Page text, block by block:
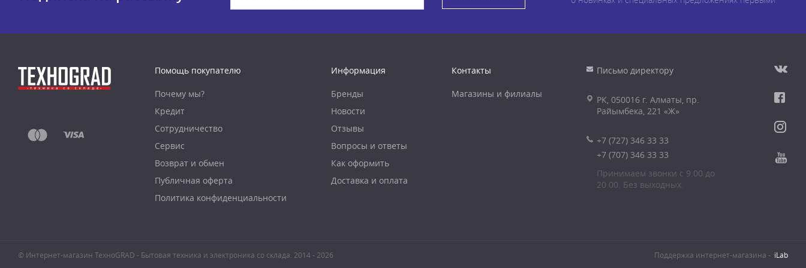
Помощь покупателю
Почему мы?
Кредит
Сотрудничество
Сервис
Возврат и обмен
Публичная оферта
Политика конфиденциальности
Информация
Бренды
Новости
Отзывы
Вопросы и ответы
Как оформить
Доставка и оплата
Контакты
Магазины и филиалы
Письмо директору
РК, 050016 г. Алматы, пр.
Райымбека, 221 «Ж»
+7 (727) 346 33 33
+7 (707) 346 33 33
Принимаем звонки с 9.00 до
20.00. Без выходных.
© Интернет-магазин ТехноGRAD - Бытовая техника и электроника со склада. 2014 - 2026 Поддержка интернет-магазина - iLab